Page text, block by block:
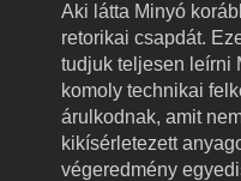
Aki látta Minyó
retorikai csapdát.
tudjuk teljesen leírni
komoly technikai
árulkodnak, amit
kikísérletezett
végeredmény